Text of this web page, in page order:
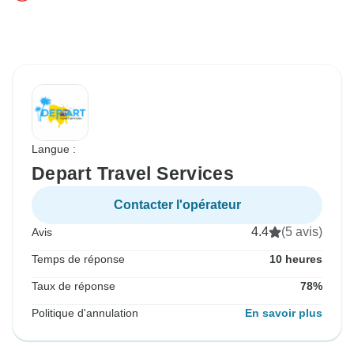
Langue :
Depart Travel Services
Contacter l'opérateur
Avis 4.4 (5 avis)
Temps de réponse 10 heures
Taux de réponse 78%
Politique d'annulation En savoir plus